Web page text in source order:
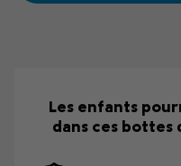
Les enfants
dans ces bottes